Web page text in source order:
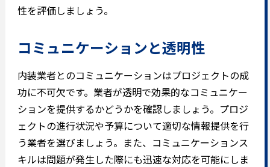
性を評価しましょう。
コミュニケーションと透明性
内装業者とのコミュニケーションはプロジェクトの成
功に不可欠です。業者が透明で効果的なコミュニケー
ションを提供するかどうかを確認しましょう。プロジ
ェクトの進行状況や予算について適切な情報提供を行
う業者を選びましょう。また、コミュニケーションス
キルは問題が発生した際にも迅速な対応を可能にしま